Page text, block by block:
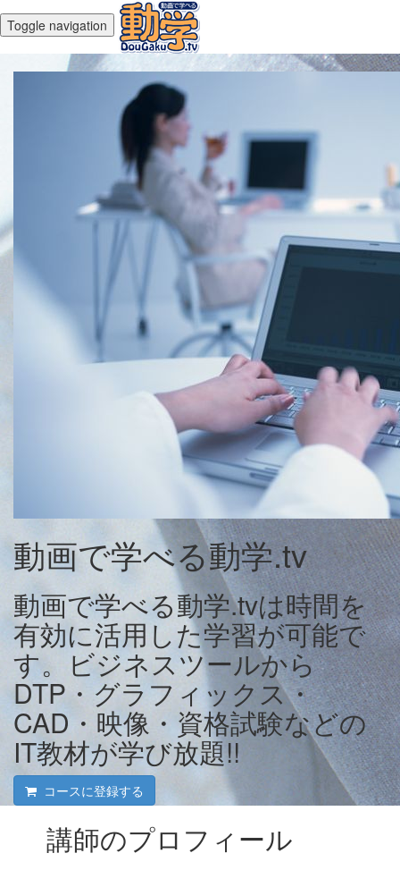
Toggle navigation
動画で学べる動学.tv
動画で学べる動学.tvは時間を
有効に活用した学習が可能で
す。ビジネスツールから
DTP・グラフィックス・
CAD・映像・資格試験などの
IT教材が学び放題!!
コースに登録する
講師のプロフィール